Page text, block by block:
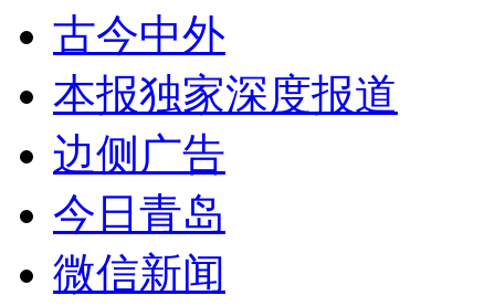
古今中外
本报独家深度报道
边侧广告
今日青岛
微信新闻